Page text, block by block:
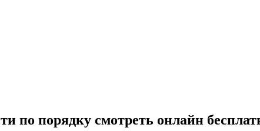
по порядку смотреть онлайн